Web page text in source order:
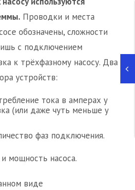
Проводки и места
обозначены, сложности
с подключением
к трёхфазному насосу. Два
устройств:
тока в амперах у
(или даже чуть меньше у
фаз подключения.
мощность насоса.
виде